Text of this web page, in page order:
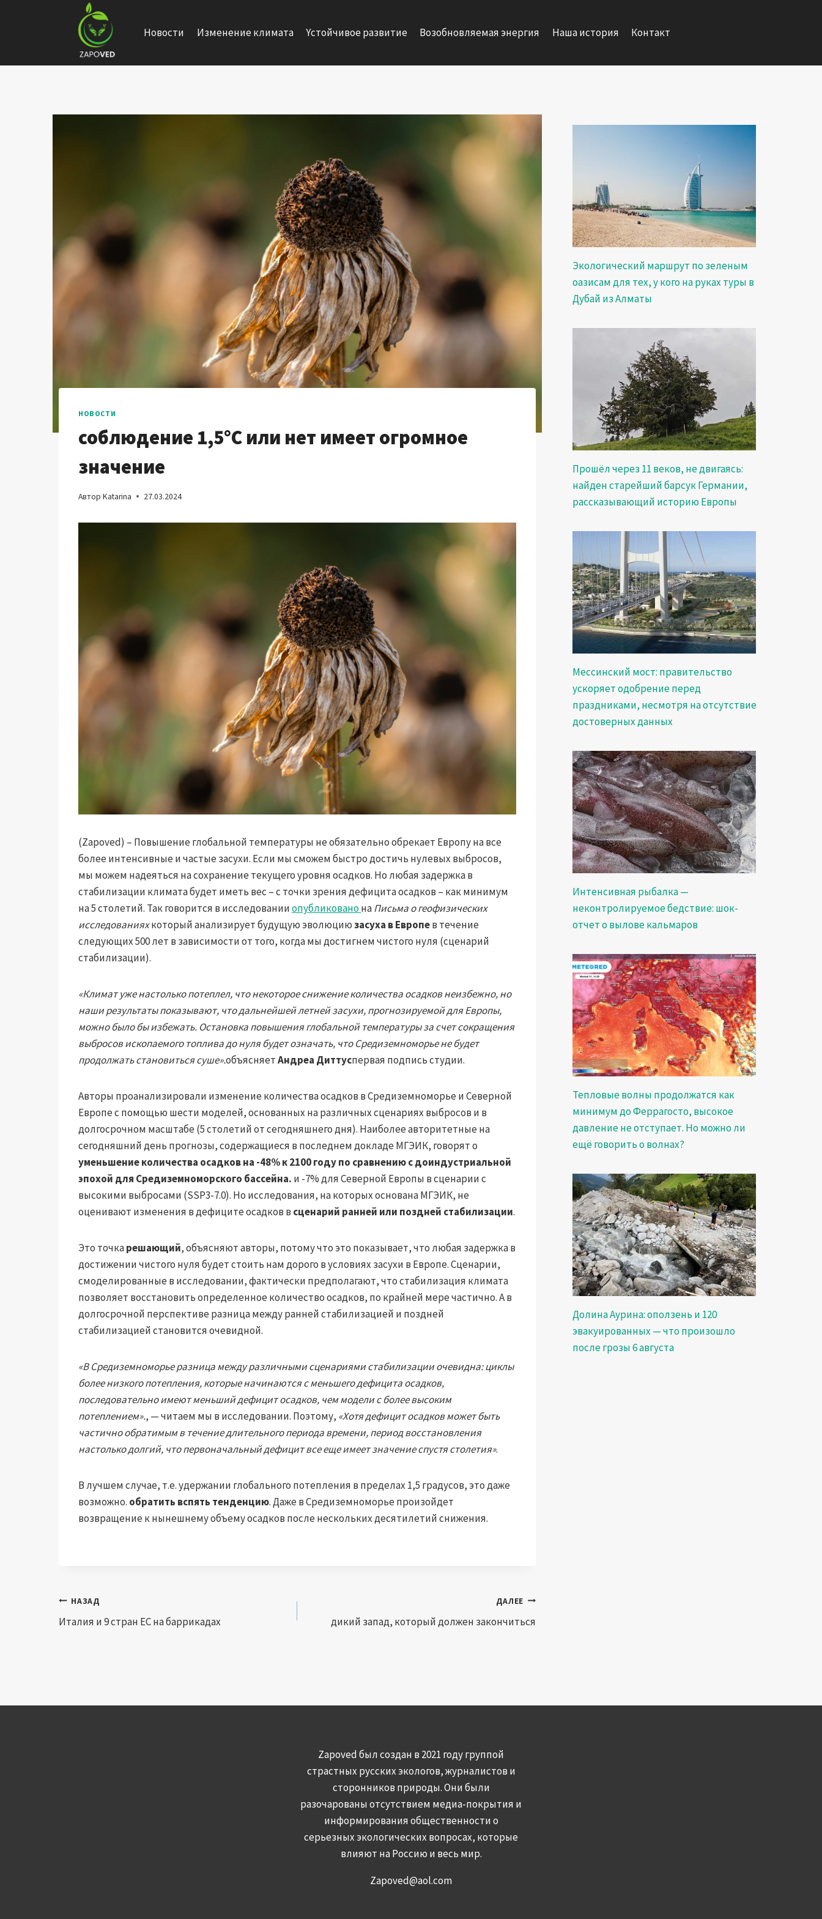
Новости Изменение климата Yстойчивое развитие Возобновляемая энергия Наша история Контакт
НОВОСТИ
соблюдение 1,5°C или нет имеет огромное
значение
Автор Katarina 27.03.2024
(Zapoved) – Повышение глобальной температуры не обязательно обрекает Европу на все
более интенсивные и частые засухи. Если мы сможем быстро достичь нулевых выбросов,
мы можем надеяться на сохранение текущего уровня осадков. Но любая задержка в
стабилизации климата будет иметь вес – с точки зрения дефицита осадков – как минимум
на 5 столетий. Так говорится в исследованииопубликованонаПисьма о геофизических
исследованияхкоторый анализирует будущую эволюциюзасуха в Европев течение
следующих 500 лет в зависимости от того, когда мы достигнем чистого нуля (сценарий
стабилизации).
«Климат уже настолько потеплел, что некоторое снижение количества осадков неизбежно, но
наши результаты показывают, что дальнейшей летней засухи, прогнозируемой для Европы,
можно было бы избежать. Остановка повышения глобальной температуры за счет сокращения
выбросов ископаемого топлива до нуля будет означать, что Средиземноморье не будет
продолжать становиться суше».объясняетАндреа Диттуспервая подпись студии.
Авторы проанализировали изменение количества осадков в Средиземноморье и Северной
Европе с помощью шести моделей, основанных на различных сценариях выбросов и в
долгосрочном масштабе (5 столетий от сегодняшнего дня). Наиболее авторитетные на
сегодняшний день прогнозы, содержащиеся в последнем докладе МГЭИК, говорят о
уменьшение количества осадков на -48% к 2100 году по сравнению с доиндустриальной
эпохой для Средиземноморского бассейна. и -7% для Северной Европы в сценарии с
высокими выбросами (SSP3-7.0). Но исследования, на которых основана МГЭИК, не
оценивают изменения в дефиците осадков в сценарий ранней или поздней стабилизации.
Это точкарешающий, объясняют авторы, потому что это показывает, что любая задержка в
достижении чистого нуля будет стоить нам дорого в условиях засухи в Европе. Сценарии,
смоделированные в исследовании, фактически предполагают, что стабилизация климата
позволяет восстановить определенное количество осадков, по крайней мере частично. А в
долгосрочной перспективе разница между ранней стабилизацией и поздней
стабилизацией становится очевидной.
«В Средиземноморье разница между различными сценариями стабилизации очевидна: циклы
более низкого потепления, которые начинаются с меньшего дефицита осадков,
последовательно имеют меньший дефицит осадков, чем модели с более высоким
потеплением»., — читаем мы в исследовании. Поэтому, «Хотя дефицит осадков может быть
частично обратимым в течение длительного периода времени, период восстановления
настолько долгий, что первоначальный дефицит все еще имеет значение спустя столетия».
В лучшем случае, т.е. удержании глобального потепления в пределах 1,5 градусов, это даже
возможно. обратить вспять тенденцию. Даже в Средиземноморье произойдет
возвращение к нынешнему объему осадков после нескольких десятилетий снижения.
Навигация
по
НАЗАД
Италия и 9 стран ЕС на баррикадах
ДАЛЕЕ
дикий запад, который должен закончиться
Экологический маршрут по зеленым
оазисам для тех, у кого на руках туры в
Дубай из Алматы
Прошёл через 11 веков, не двигаясь:
найден старейший барсук Германии,
рассказывающий историю Европы
Мессинский мост: правительство
ускоряет одобрение перед
праздниками, несмотря на отсутствие
достоверных данных
Интенсивная рыбалка —
неконтролируемое бедствие: шок-
отчет о вылове кальмаров
Тепловые волны продолжатся как
минимум до Феррагосто, высокое
давление не отступает. Но можно ли
ещё говорить о волнах?
Долина Аурина: оползень и 120
эвакуированных — что произошло
после грозы 6 августа
Zapoved был создан в 2021 году группой
страстных русских экологов, журналистов и
сторонников природы. Они были
разочарованы отсутствием медиа-покрытия и
информирования общественности о
серьезных экологических вопросах, которые
влияют на Россию и весь мир.
Zapoved@aol.com